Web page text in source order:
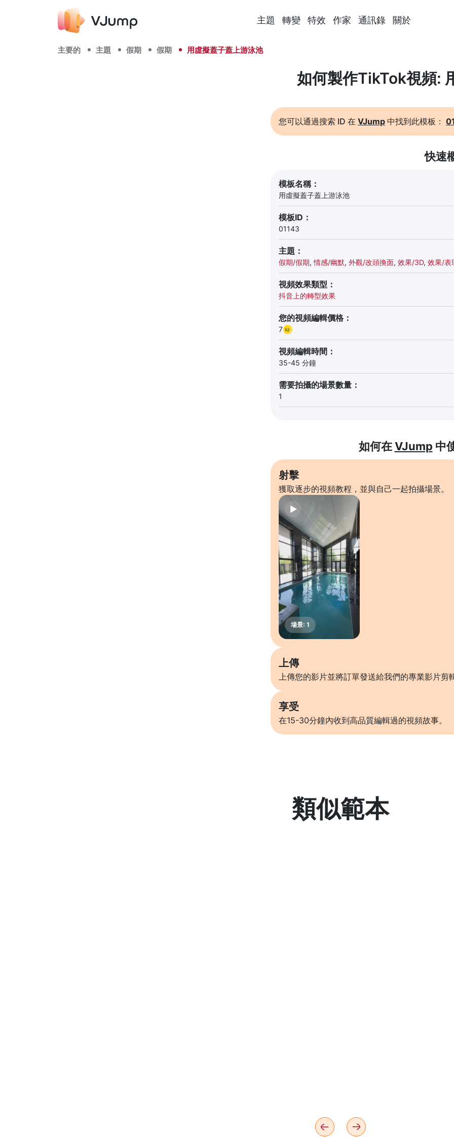
主題 轉變 特效 作家 通訊錄 關於
主要的 主題 假期 假期 用虛擬蓋子蓋上游泳池
如何製作TikTok視頻:
您可以通過搜索 ID 在 VJump 中找到此模板：
快速
模板名稱：
用虛擬蓋子蓋上游泳池
模板ID：
01143
主題：
假期/假期,情感/幽默, 外觀/改頭換面, 效果/3D, 效果/表
視頻效果類型：
抖音上的轉型效果
您的視頻編輯價格：
7
視頻編輯時間：
35-45 分鐘
需要拍攝的場景數量：
1
如何在VJump 中
射擊
獲取逐步的視頻教程，並與自己一起拍攝場景。
上傳
上傳您的影片並將訂單發送給我們的專業影片剪
享受
在15-30分鐘內收到高品質編輯過的視頻故事。
類似範本